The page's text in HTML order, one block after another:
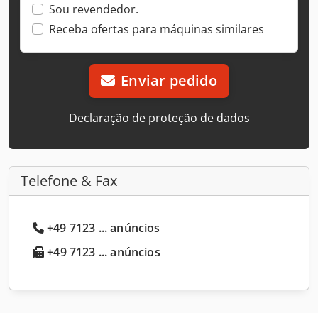
Sou revendedor.
Receba ofertas para máquinas similares
Enviar pedido
Declaração de proteção de dados
Telefone & Fax
+49 7123 ... anúncios
+49 7123 ... anúncios